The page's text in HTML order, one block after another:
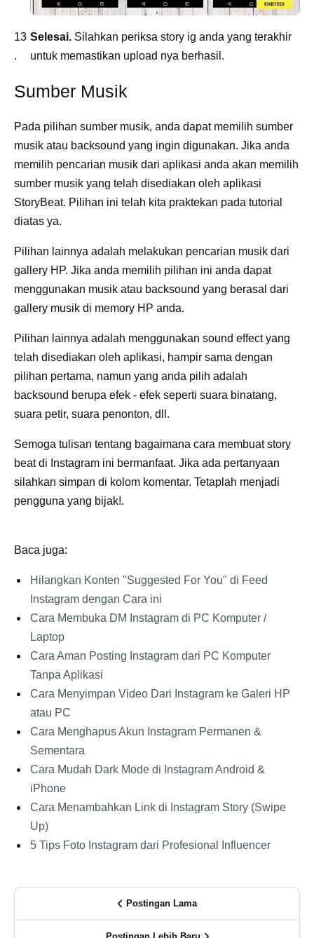
Selesai. Silahkan periksa story ig anda yang terakhir
untuk memastikan upload nya berhasil.
Sumber Musik
Pada pilihan sumber musik, anda dapat memilih sumber
musik atau backsound yang ingin digunakan. Jika anda
memilih pencarian musik dari aplikasi anda akan memilih
sumber musik yang telah disediakan oleh aplikasi
StoryBeat. Pilihan ini telah kita praktekan pada tutorial
diatas ya.
Pilihan lainnya adalah melakukan pencarian musik dari
gallery HP. Jika anda memilih pilihan ini anda dapat
menggunakan musik atau backsound yang berasal dari
gallery musik di memory HP anda.
Pilihan lainnya adalah menggunakan sound effect yang
telah disediakan oleh aplikasi, hampir sama dengan
pilihan pertama, namun yang anda pilih adalah
backsound berupa efek - efek seperti suara binatang,
suara petir, suara penonton, dll.
Semoga tulisan tentang bagaimana cara membuat story
beat di Instagram ini bermanfaat. Jika ada pertanyaan
silahkan simpan di kolom komentar. Tetaplah menjadi
pengguna yang bijak!.
Baca juga:
Hilangkan Konten "Suggested For You" di Feed
Instagram dengan Cara ini
Cara Membuka DM Instagram di PC Komputer /
Laptop
Cara Aman Posting Instagram dari PC Komputer
Tanpa Aplikasi
Cara Menyimpan Video Dari Instagram ke Galeri HP
atau PC
Cara Menghapus Akun Instagram Permanen &
Sementara
Cara Mudah Dark Mode di Instagram Android &
iPhone
Cara Menambahkan Link di Instagram Story (Swipe
Up)
5 Tips Foto Instagram dari Profesional Influencer
Postingan Lama